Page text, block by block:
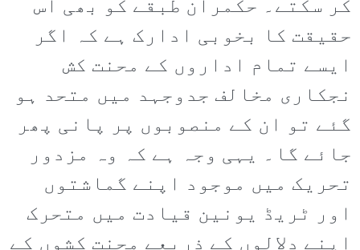
کر سکتے۔ حکمران طبقے کو بھی اس
حقیقت کا بخوبی ادارک ہے کہ اگر
ایسے تمام اداروں کے محنت کش
نجکاری مخالف جدوجہد میں متحد ہو
گئے تو ان کے منصوبوں پر پانی پھر
جائے گا۔ یہی وجہ ہے کہ وہ مزدور
تحریک میں موجود اپنے گماشتوں
اور ٹریڈ یونین قیادت میں متحرک